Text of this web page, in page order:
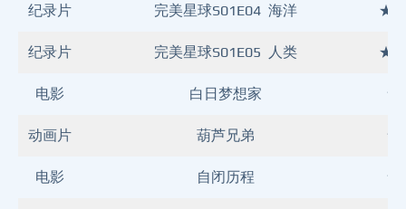
纪录片 完美星球S01E04 海洋
纪录片 完美星球S01E05 人类
电影 白日梦想家
动画片 葫芦兄弟
电影 自闭历程